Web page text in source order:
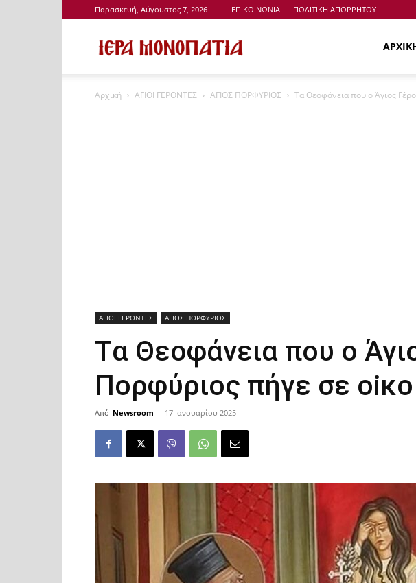
Παρασκευή, Αύγουστος 7, 2026 ΕΠΙΚΟΙΝΩΝΙΑ ΠΟΛΙΤΙΚΗ ΑΠΟΡΡΗΤΟΥ
Μονοπάτια
Αρχική ΑΓΙΟΙ ΓΕΡΟΝΤΕΣ ΑΓΙΟΣ ΠΟΡΦΥΡΙΟΣ Tα Θεοφάνεια που ο Άγιος
ΑΓΙΟΙ ΓΕΡΟΝΤΕΣ ΑΓΙΟΣ ΠΟΡΦΥΡΙΟΣ
Tα Θεοφάνεια που ο
Πορφύριος πήγε σε
Από Newsroom - 17 Ιανουαρίου 2025